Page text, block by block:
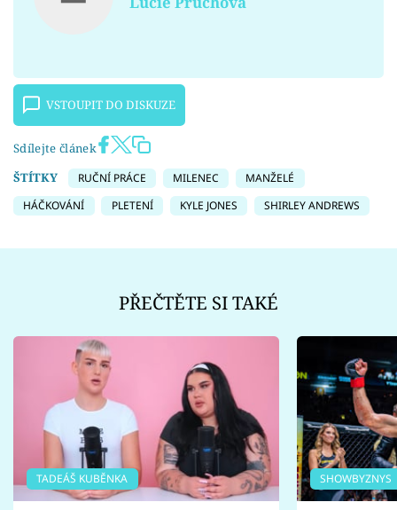
VSTOUPIT DO DISKUZE
Sdílejte článek
ŠTÍTKY
RUČNÍ PRÁCE MILENEC
MANŽELÉ
HÁČKOVÁNÍ
PLETENÍ KYLE JONES SHIRLEY ANDREWS
PŘEČTĚTE SI TAKÉ
TADEÁŠ KUBĚNKA SHOWBYZNYS